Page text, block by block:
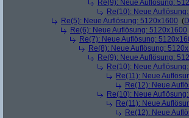
Re(9): Neue Auflösung:
Re(10): Neue
Re(5): Neue Auflösung: 5120x1600 (
Re(6): Neue Auflösung: 5120x1600
Re(7): Neue Auflösung:
Re(8): Neue Auflösung:
Re(9): Neue Auflösung:
Re(10): Neue
Re(11): Neue
Re(12): Neue
Re(10): Neue
Re(11): Neue
Re(12): Neue